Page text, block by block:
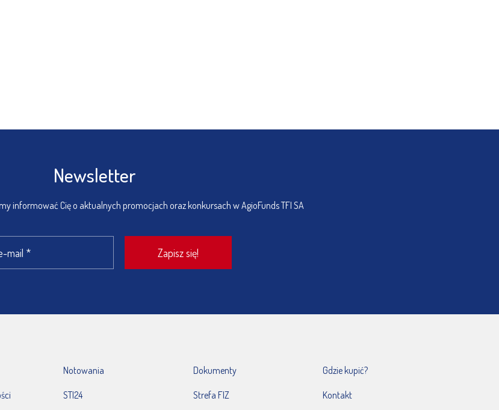
Newsletter
informować Cię o aktualnych promocjach oraz konkursach w AgioFunds TFI SA
Notowania
STI24
Dokumenty
Strefa FIZ
Gdzie kupić?
Kontakt